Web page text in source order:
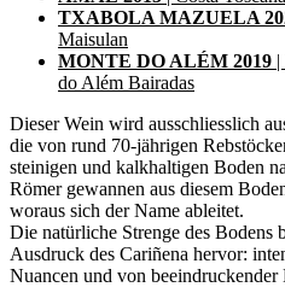
TXABOLA MAZUELA
Maisulan
MONTE DO ALÉM 2019
do Além Bairadas
Dieser Wein wird ausschliesslich
die von rund 70-jährigen
steinigen und kalkhaltigen Boden
Römer gewannen aus diesem
woraus sich der Name ableitet.
Die natürliche Strenge des Bodens
Ausdruck des Cariñena hervor:
Nuancen und von